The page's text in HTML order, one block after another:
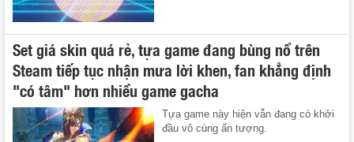
Set giá skin quá rẻ, tựa game đang bùng nổ trên
Steam tiếp tục nhận mưa lời khen, fan khẳng định
"có tâm" hơn nhiều game gacha
Tựa game này hiện vẫn đang có khởi
đầu vô cùng ấn tượng.